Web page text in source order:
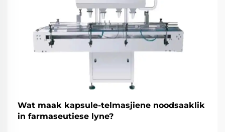
Wat maak kapsule-telmasjiene noodsaaklik
in farmaseutiese lyne?